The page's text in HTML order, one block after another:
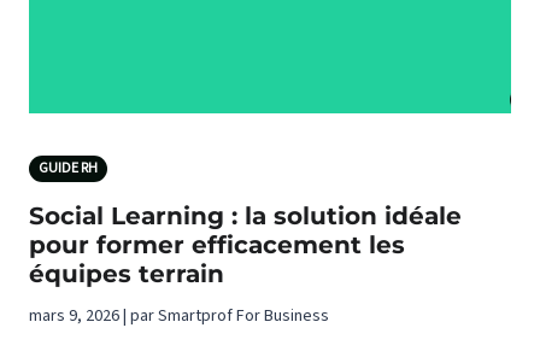
GUIDE RH
Social Learning : la solution idéale
pour former efficacement les
équipes terrain
mars 9, 2026 | par Smartprof For Business